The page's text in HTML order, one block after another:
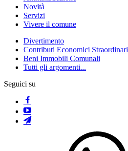
Novità
Servizi
Vivere il comune
Divertimento
Contributi Economici Straordinari
Beni Immobili Comunali
Tutti gli argomenti...
Seguici su